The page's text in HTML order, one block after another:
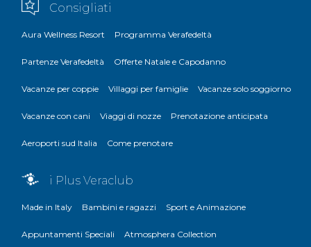
Consigliati
Aura Wellness Resort Programma Verafedeltà
Partenze Verafedeltà Offerte Natale e Capodanno
Vacanze per coppie Villaggi per famiglie Vacanze solo soggiorno
Vacanze con cani Viaggi di nozze Prenotazione anticipata
Aeroporti sud Italia Come prenotare
i Plus Veraclub
Made in Italy Bambini e ragazzi Sport e Animazione
Appuntamenti Speciali Atmosphera Collection